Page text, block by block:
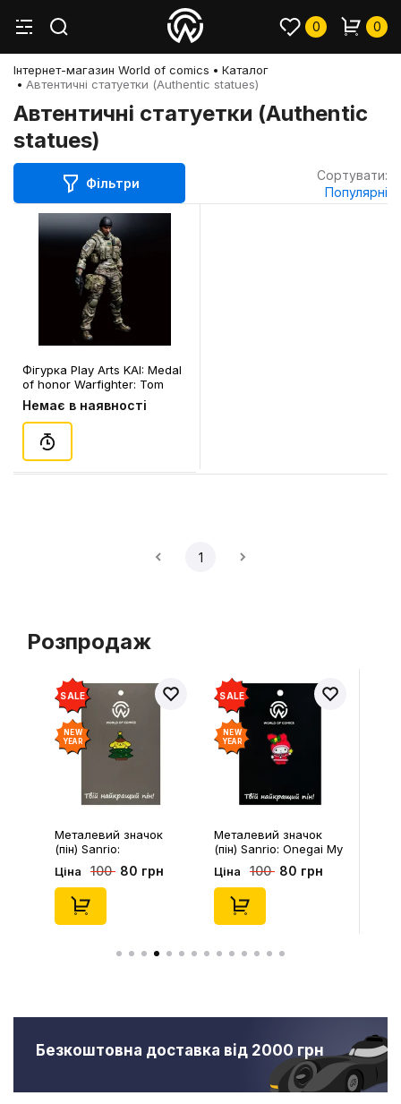
0 0
Інтернет-магазин World of comics
Каталог
Автентичні статуетки (Authentic statues)
Автентичні статуетки (Authentic
statues)
Фільтри
Сортувати:
Популярні
Фігурка Play Arts KAI: Medal
of honor Warfighter: Tom
Preacher , (44337)
Немає в наявності
1
Розпродаж
SALE
NEW
YEAR
Металевий значок
(пін) Sanrio:
Pompompurin On
Christmass Tree,
(14541)
Ціна 100 80 грн
SALE
NEW
YEAR
Металевий значок
(пін) Sanrio: Onegai My
Melody: Christmas My
Melody, (14543)
Ціна 100 80 грн
Безкоштовна доставка від 2000 грн